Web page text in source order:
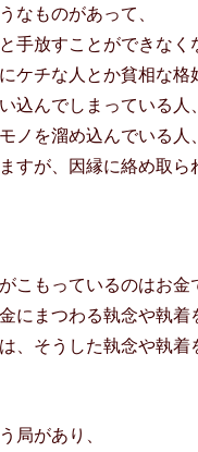
なものがあって、
手放すことができなく
ケチな人とか貧相な格
込んでしまっている人、
ノを溜め込んでいる人、
すが、因縁に絡め取
こもっているのはお金
にまつわる執念や執着
、そうした執念や執
局があり、